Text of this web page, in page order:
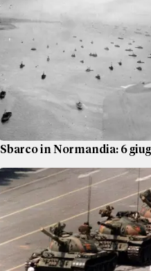
Sbarco in Normandia: 6